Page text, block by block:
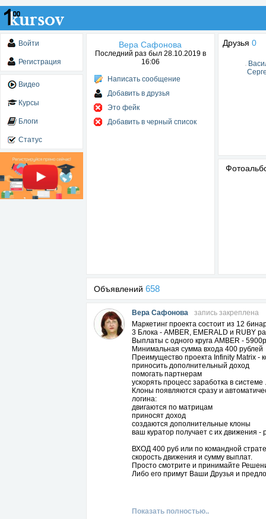
Войти
Регистрация
Видео
Курсы
Блоги
Статус
Вера Сафонова
Последний раз был 28.10.2019 в
16:06
Написать сообщение
Добавить в друзья
Это фейк
Добавить в черный список
Друзья 0
Объявлений 658
Вера Сафонова
запись закреплена
Маркетинг проекта состоит из 12
3 Блока - AMBER, EMERALD и RUBY
Выплаты с одного круга AMBER -
Минимальная сумма входа 400 рублей
Преимущество проекта Infinity Matrix
приносить дополнительный доход
помогать партнерам
ускорять процесс заработка в
Клоны появляются сразу и
логина:
двигаются по матрицам
приносят доход
создаются дополнительные клоны
ваш куратор получает с их движения
ВХОД 400 руб или по командной
скорость движения и сумму выплат.
Просто смотрите и принимайте
Либо его примут Ваши Друзья и
Показать полностью..